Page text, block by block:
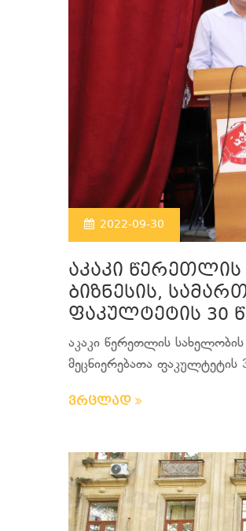
2022-09-30
აკაკი
ბიზნესის,
ფაკულტეტის 30
აკაკი წერეთლის
მეცნიერებათა ფაკულტეტის
ვრცლად